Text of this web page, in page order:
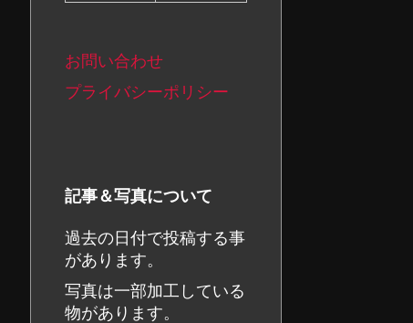
お問い合わせ
プライバシーポリシー
記事＆写真について
過去の日付で投稿する事
があります。
写真は一部加工している
物があります。